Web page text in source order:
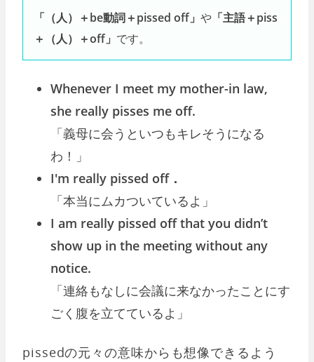
「（人）＋be動詞＋pissed off」 や 「主語＋piss
＋（人）＋off」 です。
Whenever I meet my mother-in law,
she really pisses me off.
「義母に会うといつもキレそうになる
わ！」
I'm really pissed off．
「本当にムカついているよ」
I am really pissed off that you didn’t
show up in the meeting without any
notice.
「連絡もなしに会議に来なかったことにす
ごく腹を立てているよ」
pissedの元々の意味からも想像できるよう